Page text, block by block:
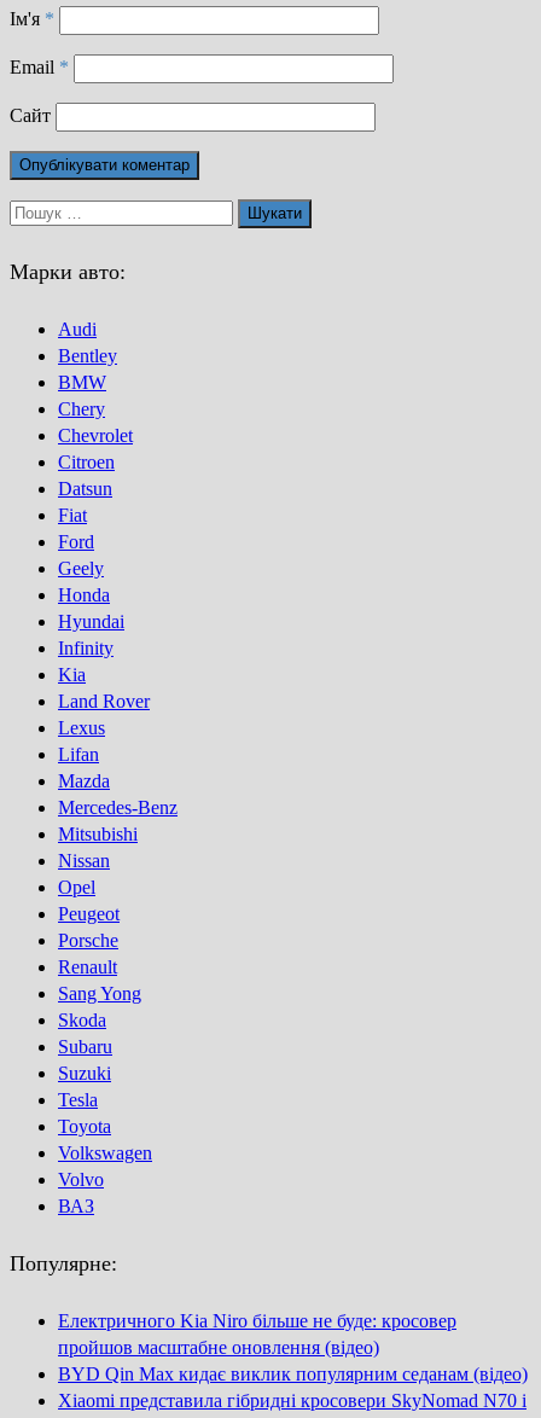
Ім'я *
Email *
Сайт
Пошук:
Марки авто:
Audi
Bentley
BMW
Chery
Chevrolet
Citroen
Datsun
Fiat
Ford
Geely
Honda
Hyundai
Infinity
Kia
Land Rover
Lexus
Lifan
Mazda
Mercedes-Benz
Mitsubishi
Nissan
Opel
Peugeot
Porsсhe
Renault
Sang Yong
Skoda
Subaru
Suzuki
Tesla
Toyota
Volkswagen
Volvo
ВАЗ
Популярне:
Електричного Kia Niro більше не буде: кросовер
пройшов масштабне оновлення (відео)
BYD Qin Max кидає виклик популярним седанам (відео)
Xiaomi представила гібридні кросовери SkyNomad N70 і